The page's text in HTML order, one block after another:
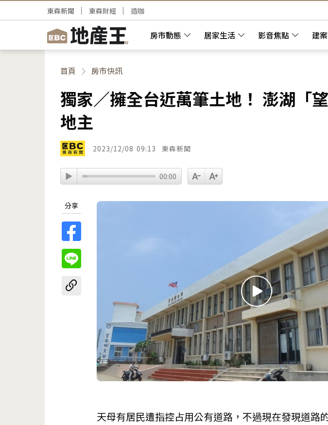
房市動態 居家生活 影音焦點 建
東森新聞 東森財經 造咖
首頁 房市快訊
獨家／擁全台近萬筆土地！ 澎湖「
地主
2023/12/08 09:13 東森新聞
00:00
分享
天母有居民遭指控占用公有道路，不過現在發現道路